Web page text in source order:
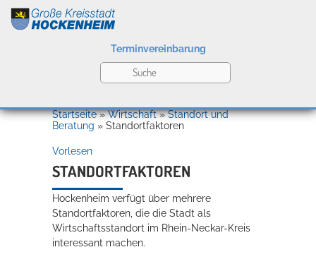
Kultur
Bildung
Terminvereinbarung
Willkommen in Hockenheim
Startseite»Wirtschaft»Standort und
Beratung » Standortfaktoren
Vorlesen
STANDORTFAKTOREN
Hockenheim verfügt über mehrere
Standortfaktoren, die die Stadt als
Wirtschaftsstandort im Rhein-Neckar-Kreis
interessant machen.